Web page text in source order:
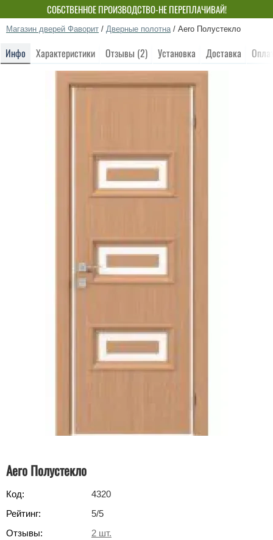
СОБСТВЕННОЕ ПРОИЗВОДСТВО-НЕ ПЕРЕПЛАЧИВАЙ!
Магазин дверей Фаворит / Дверные полотна / Aero Полустекло
Инфо Характеристики Отзывы (2) Установка Доставка
Aero Полустекло
Код:
4320
Рейтинг:
5/5
Отзывы:
2 шт.